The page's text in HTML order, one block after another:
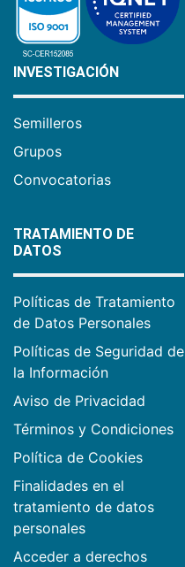
INVESTIGACIÓN
Semilleros
Grupos
Convocatorias
TRATAMIENTO DE
DATOS
Políticas de Tratamiento
de Datos Personales
Políticas de Seguridad de
la Información
Aviso de Privacidad
Términos y Condiciones
Política de Cookies
Finalidades en el
tratamiento de datos
personales
Acceder a derechos